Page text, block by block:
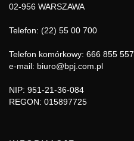
02-956 WARSZAWA
Telefon: (22) 55 00 700
Telefon komórkowy: 666 855 557
e-mail: biuro@bpj.com.pl
NIP: 951-21-36-084
REGON: 015897725